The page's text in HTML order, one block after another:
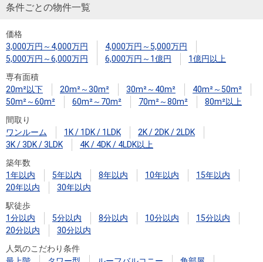
税金の本
（電子ブ
ック）
（電子ブ
条件ごとの物件一覧
価格
3,000万円～4,000万円
4,000万円～5,000万円
5,000万円～6,000万円
6,000万円～1億円
1億円以上
専有面積
20m²以下
20m²～30m² 30m²～40m²
40m²～50m²
50m²～60m²
60m²～70m² 70m²～80m²
80m²以上
間取り
ワンルーム
1K / 1DK / 1LDK
2K / 2DK / 2LDK
3K / 3DK / 3LDK
4K / 4DK / 4LDK以上
築年数
1年以内
5年以内 8年以内 10年以内
15年以内
20年以内
30年以内
駅徒歩
1分以内
5分以内 8分以内 10分以内
15分以内
20分以内
30分以内
人気のこだわり条件